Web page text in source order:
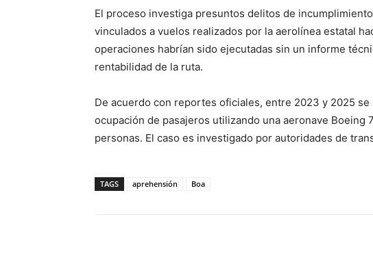
El proceso investiga presuntos delitos de
vinculados a vuelos realizados por la aerolínea estatal
operaciones habrían sido ejecutadas sin un informe
rentabilidad de la ruta.
De acuerdo con reportes oficiales, entre 2023 y 2025
ocupación de pasajeros utilizando una aeronave Boeing
personas. El caso es investigado por autoridades de
TAGS aprehensión Boa